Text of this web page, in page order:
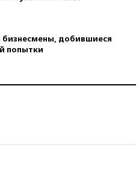
бизнесмены, добившиеся
попытки